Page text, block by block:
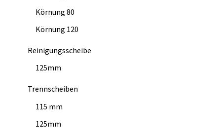
Körnung 80
Körnung 120
Reinigungsscheibe
125mm
Trennscheiben
115 mm
125mm